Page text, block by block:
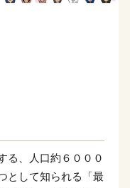
る、人口約６０００
として知られる「最